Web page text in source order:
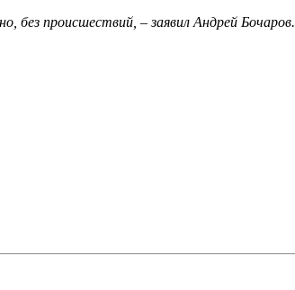
без происшествий, – заявил Андрей Бочаров.